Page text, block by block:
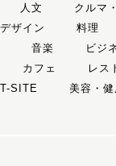
人文
クルマ
ザイン 料理
音楽
ビジ
カフェ レス
T-SITE 美容・健